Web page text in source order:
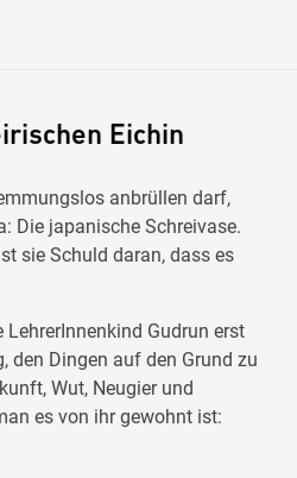
Eichin
anbrüllen darf,
Die japanische Schreivase.
sie Schuld daran, dass es
Gudrun erst
den Dingen auf den Grund zu
Wut, Neugier und
es von ihr gewohnt ist: